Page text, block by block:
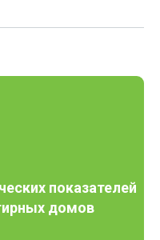
показателей
домов